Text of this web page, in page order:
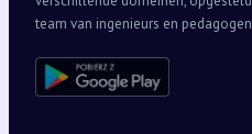
team van ingenieurs en